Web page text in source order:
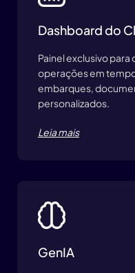
Dashboard do
Painel exclusivo
operações em
embarques,
personalizados.
Leia mais
GenIA